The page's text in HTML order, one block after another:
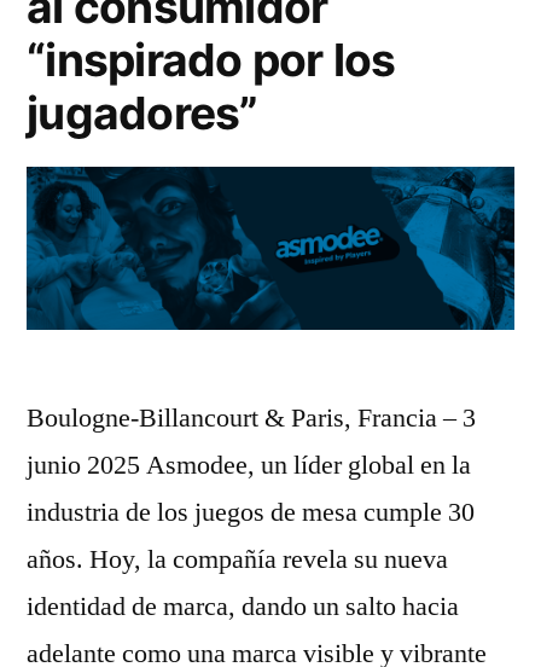
“inspirado por los
jugadores”
Boulogne-Billancourt & Paris, Francia – 3
junio 2025 Asmodee, un líder global en la
industria de los juegos de mesa cumple 30
años. Hoy, la compañía revela su nueva
identidad de marca, dando un salto hacia
adelante como una marca visible y vibrante